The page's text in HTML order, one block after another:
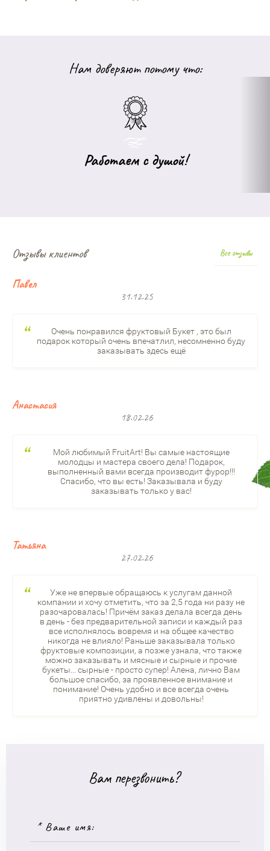
Нам доверяют потому что:
Работаем с душой!
Отзывы клиентов Все отзывы
Павел
31.12.25
Очень понравился фруктовый Букет , это был
подарок который очень впечатлил, несомненно буду
заказывать здесь ещё
Анастасия
18.02.26
Мой любимый FruitArt! Вы самые настоящие
молодцы и мастера своего дела! Подарок,
выполненный вами всегда производит фурор!!!
Спасибо, что вы есть! Заказывала и буду
заказывать только у вас!
Татьяна
27.02.26
Уже не впервые обращаюсь к услугам данной
компании и хочу отметить, что за 2,5 года ни разу не
разочаровалась! Причём заказ делала всегда день
в день - без предварительной записи и каждый раз
все исполнялось вовремя и на общее качество
никогда не влияло! Раньше заказывала только
фруктовые композиции, а позже узнала, что также
можно заказывать и мясные и сырные и прочие
букеты... сырные - просто супер! Алена, лично Вам
большое спасибо, за проявленное внимание и
понимание! Очень удобно и все всегда очень
приятно удивлены и довольны!
Вам перезвонить?